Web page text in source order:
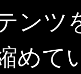
ンツ
めて